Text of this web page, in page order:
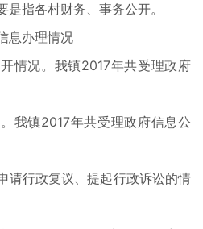
指各村财务、事务公开。
息办理情况
开情况。我镇2017年共受理政府
我镇2017年共受理政府信息公
请行政复议、提起行政诉讼的情